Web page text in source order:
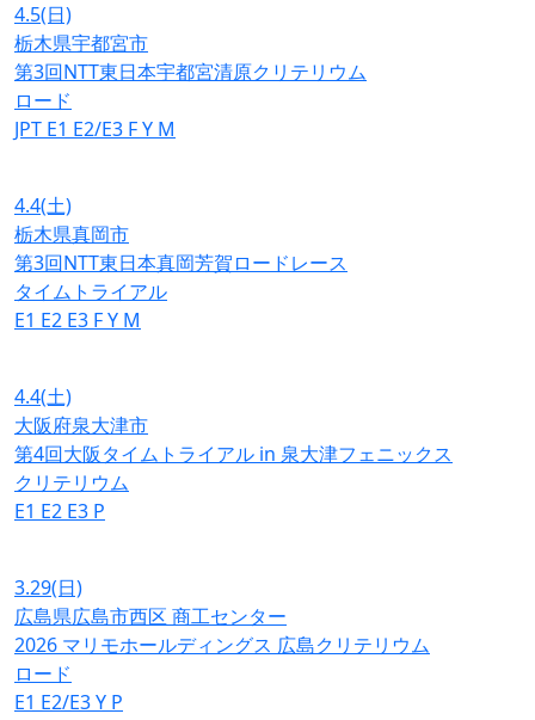
4.5(日)
栃木県宇都宮市
第3回NTT東日本宇都宮清原クリテリウム
ロード
JPT E1 E2/E3 FY M
4.4(土)
栃木県真岡市
第3回NTT東日本真岡芳賀ロードレース
タイムトライアル
E1 E2 E3 FY M
4.4(土)
大阪府泉大津市
第4回大阪タイムトライアル in 泉大津フェニックス
クリテリウム
E1 E2 E3 P
3.29(日)
広島県広島市西区 商工センター
2026 マリモホールディングス 広島クリテリウム
ロード
E1 E2/E3Y P